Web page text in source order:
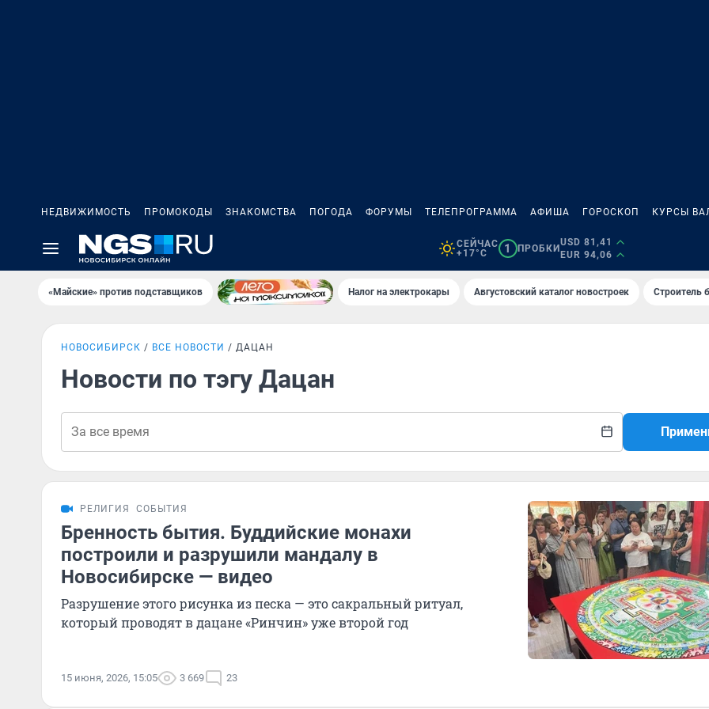
НЕДВИЖИМОСТЬ ПРОМОКОДЫ ЗНАКОМСТВА ПОГОДА ФОРУМЫ ТЕЛЕПРОГРАММА АФИША ГОРОСКОП КУРСЫ
СЕЙЧАС
+17°C
1 ПРОБКИ
USD 81,41
EUR 94,06
«Майские» против подставщиков Налог на электрокары Августовский каталог новостроек Строитель
НОВОСИБИРСК ВСЕ НОВОСТИ ДАЦАН
Новости по тэгу Дацан
РЕЛИГИЯ СОБЫТИЯ
Бренность бытия. Буддийские монахи
построили и разрушили мандалу в
Новосибирске — видео
Разрушение этого рисунка из песка — это сакральный ритуал,
который проводят в дацане «Ринчин» уже второй год
15 июня, 2026, 15:05 3 669 23